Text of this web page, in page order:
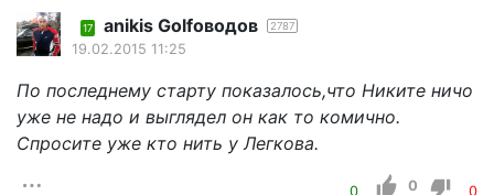
17 anikis Golfоводов 2787
19.02.2015 11:25
По последнему старту показалось,что Никите ничо
уже не надо и выглядел он как то комично.
Спросите уже кто нить у Легкова.
0 0 0